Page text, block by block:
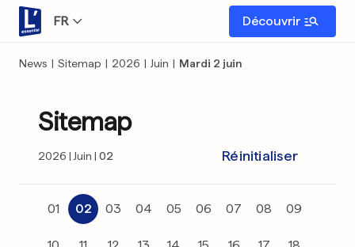
FR Découvrir
News | Sitemap | 2026 | Juin | Mardi 2 juin
Sitemap
2026 Juin 02 Réinitialiser
01 02 03 04 05 06 07 08 09